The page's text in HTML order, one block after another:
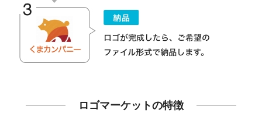
ロゴマーケットの特徴